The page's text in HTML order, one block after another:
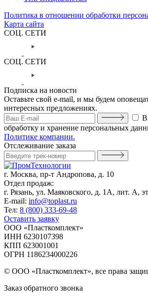
Политика в отношении обработки
Карта сайта
СОЦ. СЕТИ
СОЦ. СЕТИ
Подписка на новости
Оставьте свой e-mail, и мы будем
интересных предложениях.
обработку и хранение персональных
Политике компании.
Отслеживание заказа
г. Москва, пр-т Андропова, д. 10
Отдел продаж:
г. Рязань, ул. Маяковского, д. 1А, лит. А,
E-mail: info@toplast.ru
Тел: 8 (800) 333-69-48
Оставить заявку
ООО «Пласткомплект»
ИНН 6230107398
КПП 623001001
ОГРН 1186234000226
© ООО «Пласткомплект», все права
Заказ обратного звонка